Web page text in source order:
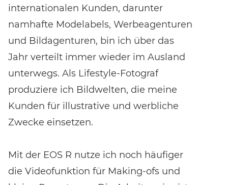
internationalen Kunden, darunter
namhafte Modelabels, Werbeagenturen
und Bildagenturen, bin ich über das
Jahr verteilt immer wieder im Ausland
unterwegs. Als Lifestyle-Fotograf
produziere ich Bildwelten, die meine
Kunden für illustrative und werbliche
Zwecke einsetzen.
Mit der EOS R nutze ich noch häufiger
die Videofunktion für Making-ofs und